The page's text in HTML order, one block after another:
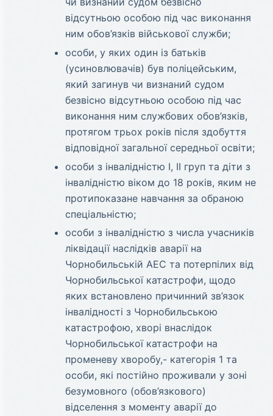
відсутньою особою під час виконання
ним обов’язків військової служби;
особи, у яких один із батьків
(усиновлювачів) був поліцейським,
який загинув чи визнаний судом
безвісно відсутньою особою під час
виконання ним службових обов’язків,
протягом трьох років після здобуття
відповідної загальної середньої освіти;
особи з інвалідністю I, II груп та діти з
інвалідністю віком до 18 років, яким не
протипоказане навчання за обраною
спеціальністю;
особи з інвалідністю з числа учасників
ліквідації наслідків аварії на
Чорнобильській АЕС та потерпілих від
Чорнобильської катастрофи, щодо
яких встановлено причинний зв’язок
інвалідності з Чорнобильською
катастрофою, хворі внаслідок
Чорнобильської катастрофи на
променеву хворобу,- категорія 1 та
особи, які постійно проживали у зоні
безумовного (обов’язкового)
відселення з моменту аварії до